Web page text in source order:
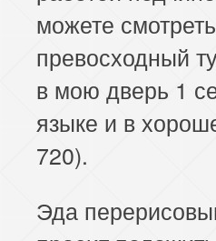
можете
превосходный
в мою дверь 1
языке и в
720).
Эда